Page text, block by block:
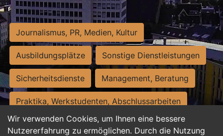
Wir verwenden Cookies, um Ihnen eine bessere
Nutzererfahrung zu ermöglichen. Durch die Nutzung
Journalismus, PR, Medien, Kultur
Ausbildungsplätze Sonstige Dienstleistungen
Sicherheitsdienste Management, Beratung
Praktika, Werkstudenten, Abschlussarbeiten
Personalwesen Assistenz, Sekretariat